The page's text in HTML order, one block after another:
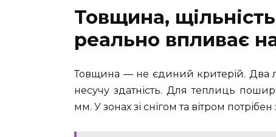
Товщина,
реально впливає
Товщина — не єдиний критерій. Два
несучу здатність. Для теплиць
мм. У зонах зі снігом та вітром